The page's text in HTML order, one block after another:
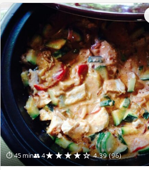
⏱ 45 min👥 4★★★★☆ 4.39 (96)